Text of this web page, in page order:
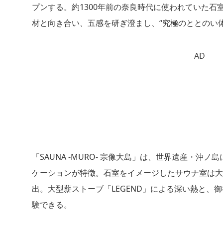
プンする。約1300年前の奈良時代に使われていた
材と向き合い、五感を研ぎ澄まし、“究極のととのい
AD
「SAUNA -MURO- 宗像大島」は、世界遺産・沖ノ
ケーションが特徴。石室をイメージしたサウナ室は
出。大型薪ストーブ「LEGEND」による深い熱と、
験できる。